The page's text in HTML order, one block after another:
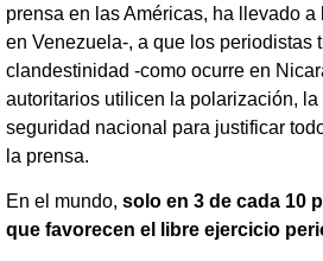
prensa en las Américas, ha llevado
en Venezuela-, a que los periodistas
clandestinidad -como ocurre en
autoritarios utilicen la polarización,
seguridad nacional para justificar
la prensa.
En el mundo, solo en 3 de cada 10
que favorecen el libre ejercicio